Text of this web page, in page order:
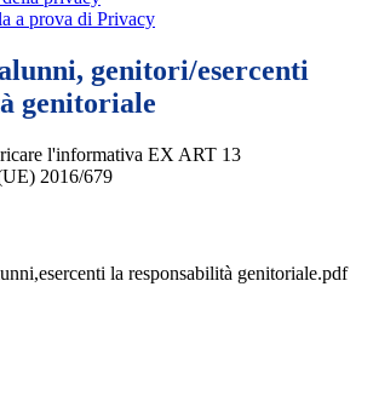
a prova di Privacy
genitori/esercenti
genitoriale
l'informativa EX ART 13
2016/679
la responsabilità genitoriale.pdf